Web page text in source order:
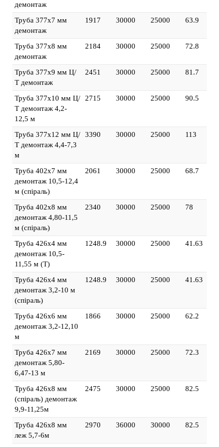
демонтаж
Труба 377х7 мм
демонтаж
1917 30000 25000 63.9
Труба 377х8 мм
демонтаж
2184 30000 25000 72.8
Труба 377х9 мм Ц/
Т демонтаж
2451 30000 25000 81.7
Труба 377х10 мм Ц/
Т демонтаж 4,2-
12,5 м
2715 30000 25000 90.5
Труба 377х12 мм Ц/
Т демонтаж 4,4-7,3
м
3390 30000 25000 113
Труба 402х7 мм
демонтаж 10,5-12,4
м (спіраль)
2061 30000 25000 68.7
Труба 402х8 мм
демонтаж 4,80-11,5
м (спіраль)
2340 30000 25000 78
Труба 426х4 мм
демонтаж 10,5-
11,55 м (Т)
1248.9 30000 25000 41.63
Труба 426х4 мм
демонтаж 3,2-10 м
(спіраль)
1248.9 30000 25000 41.63
Труба 426х6 мм
демонтаж 3,2-12,10
м
1866 30000 25000 62.2
Труба 426х7 мм
демонтаж 5,80-
6,47-13 м
2169 30000 25000 72.3
Труба 426х8 мм
(спіраль) демонтаж
9,9-11,25м
2475 30000 25000 82.5
Труба 426х8 мм
леж 5,7-6м
2970 36000 30000 82.5